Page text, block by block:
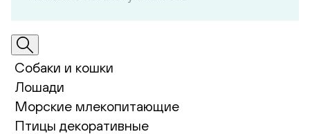
Собаки и кошки
Лошади
Морские млекопитающие
Птицы декоративные